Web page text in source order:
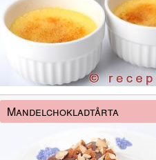
Mandelchokladtårta